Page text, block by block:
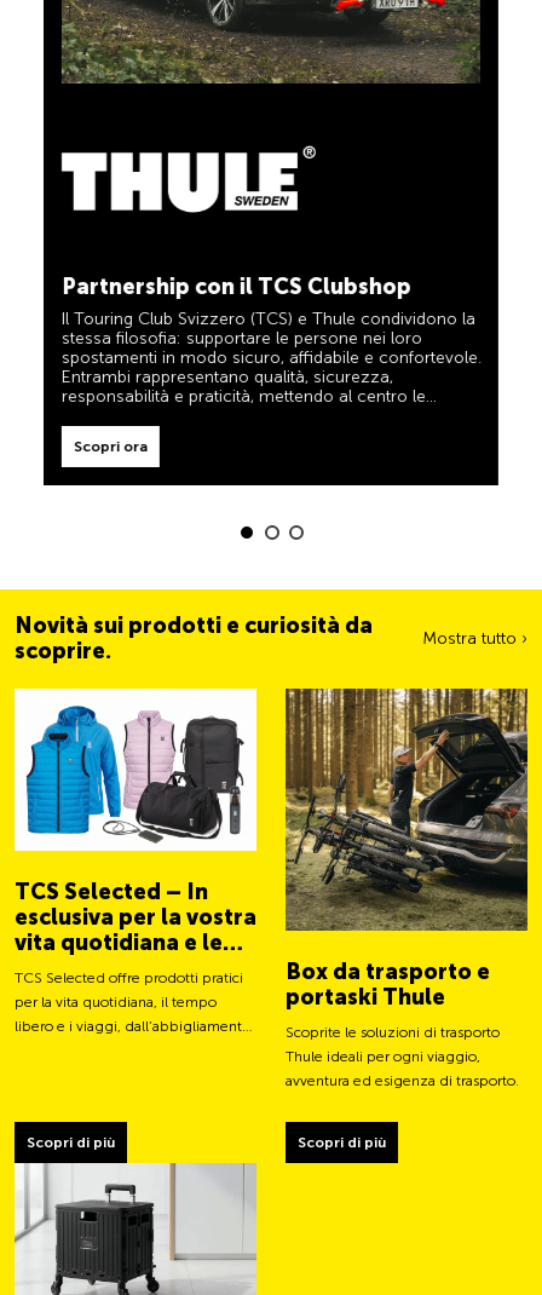
stessa filosofia: supportare le persone nei loro
spostamenti in modo sicuro, affidabile e confortevole.
Entrambi rappresentano qualità, sicurezza,
responsabilità e praticità, mettendo al centro le
esigenze dei viaggiatori e delle famiglie attive.
Scopri ora
5% di cashback
riceverete automaticamente un cashback del 5%. La
TCS Member Mastercard è allo stesso tempo carta
socio, carta di pagamento e carta vantaggi, ed è
gratuita a tempo indeterminato per i soci TCS.
un aiuto affidabile e pratico durante ogni spostamento.
Tali prodotti sono facilmente riconoscibili nel negozio
Scopri ora
Novità sui prodotti e curiosità da
scoprire.
Mostra tutto ›
TCS Selected – In
esclusiva per la vostra
vita quotidiana e le
vostre avventure
TCS Selected offre prodotti pratici
per la vita quotidiana, il tempo
libero e i viaggi, dall’abbigliamento
Scopri di più
Box da trasporto e
portaski Thule
Scoprite le soluzioni di trasporto
Thule ideali per ogni viaggio,
avventura ed esigenza di trasporto.
Scopri di più